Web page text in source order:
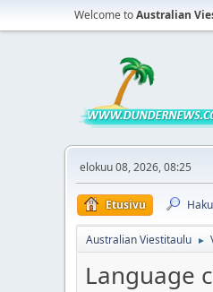
Welcome toAustralian
elokuu 08, 2026, 08:25
Etusivu Haku
Australian Viestitaulu ►
Language